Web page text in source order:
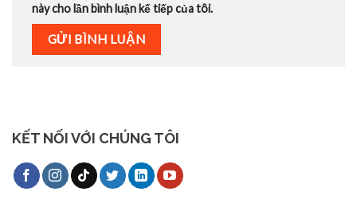
này cho lần bình luận kế tiếp của tôi.
KẾT NỐI VỚI CHÚNG TÔI